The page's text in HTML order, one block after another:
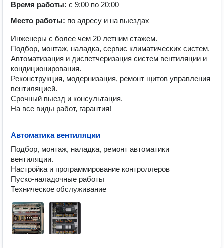
Время работы: с 9:00 по 20:00
Место работы: по адресу и на выездах
Инженеры с более чем 20 летним стажем.
Подбор, монтаж, наладка, сервис климатических систем.
Автоматизация и диспетчеризация систем вентиляции и
кондиционирования.
Реконструкция, модернизация, ремонт щитов управления
вентиляцией.
Срочный выезд и консультация.
На все виды работ, гарантия!
—
Автоматика вентиляции
Подбор, монтаж, наладка, ремонт автоматики
вентиляции.
Настройка и программирование контроллеров
Пуско-наладочные работы
Техническое обслуживание